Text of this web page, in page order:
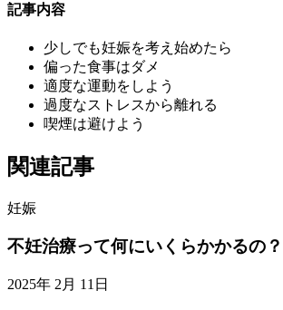
記事内容
少しでも妊娠を考え始めたら
偏った食事はダメ
適度な運動をしよう
過度なストレスから離れる
喫煙は避けよう
関連記事
妊娠
不妊治療って何にいくらかかるの？
2025年 2月 11日